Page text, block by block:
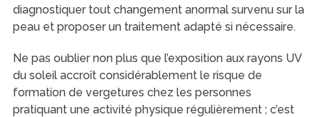
diagnostiquer tout changement anormal survenu sur la
peau et proposer un traitement adapté si nécessaire.
Ne pas oublier non plus que l’exposition aux rayons UV
du soleil accroît considérablement le risque de
formation de vergetures chez les personnes
pratiquant une activité physique régulièrement ; c’est